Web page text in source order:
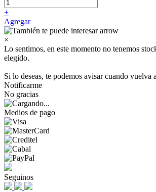
+
Agregar
×
Lo sentimos, en este momento no tenemos
elegido.
Si lo deseas, te podemos avisar cuando vuelva
Notificarme
No gracias
Medios de pago
Seguinos